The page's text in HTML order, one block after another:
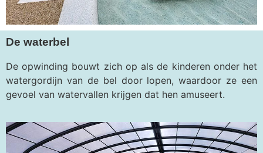
De waterbel
De opwinding bouwt zich op als de kinderen onder het
watergordijn van de bel door lopen, waardoor ze een
gevoel van watervallen krijgen dat hen amuseert.